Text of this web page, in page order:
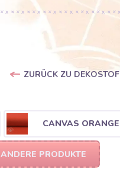
ZURÜCK ZU
CANVAS ORANGE
ANDERE PRODUKTE